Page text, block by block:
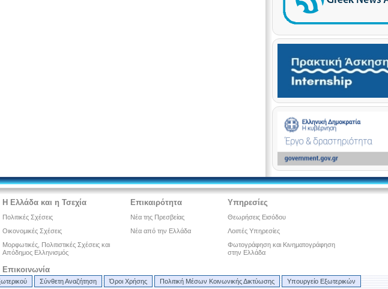
Η Ελλάδα και η Τσεχία
Πολιτικές Σχέσεις
Οικονομικές Σχέσεις
Μορφωτικές, Πολιτιστικές Σχέσεις και
Απόδημος Ελληνισμός
Επικαιρότητα
Νέα της Πρεσβείας
Νέα από την Ελλάδα
Υπηρεσίες
Θεωρήσεις Εισόδου
Λοιπές Υπηρεσίες
Φωτογράφηση και Κινηματογράφηση
στην Ελλάδα
Επικοινωνία
Σύνθετη Αναζήτηση Όροι Χρήσης Πολιτική Μέσων Κοινωνικής Δικτύωσης Υπουργείο Εξωτερικών